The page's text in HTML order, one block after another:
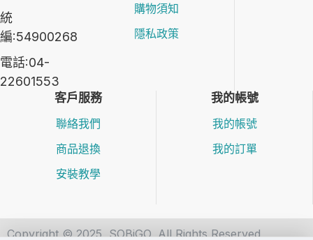
統
編:54900268
電話:04-
22601553
購物須知
隱私政策
客戶服務
聯絡我們
商品退換
安裝教學
我的帳號
我的帳號
我的訂單
Copyright © 2025, SOBiGO, All Rights Reserved